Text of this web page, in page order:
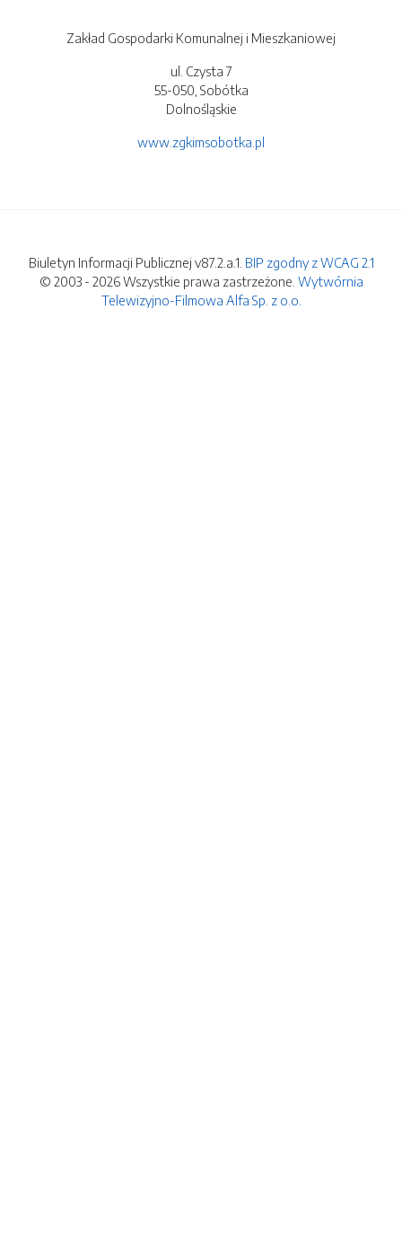
Zakład Gospodarki Komunalnej i Mieszkaniowej
ul. Czysta 7
55-050, Sobótka
Dolnośląskie
www.zgkimsobotka.pl
Biuletyn Informacji Publicznej v87.2.a.1. BIP zgodny z WCAG 2.1
© 2003 - 2026 Wszystkie prawa zastrzeżone. Wytwórnia
Telewizyjno-Filmowa Alfa Sp. z o.o.